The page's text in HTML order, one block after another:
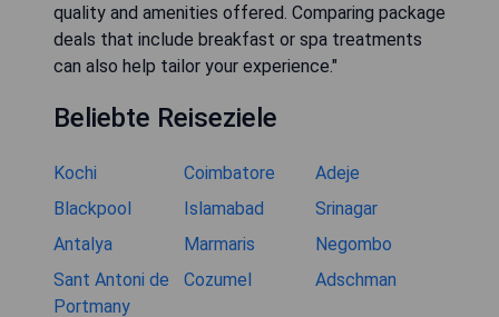
quality and amenities offered. Comparing package
deals that include breakfast or spa treatments
can also help tailor your experience."
Beliebte Reiseziele
Kochi Coimbatore
Adeje
Blackpool
Islamabad
Srinagar
Antalya
Marmaris
Negombo
Sant Antoni de
Portmany
Cozumel Adschman